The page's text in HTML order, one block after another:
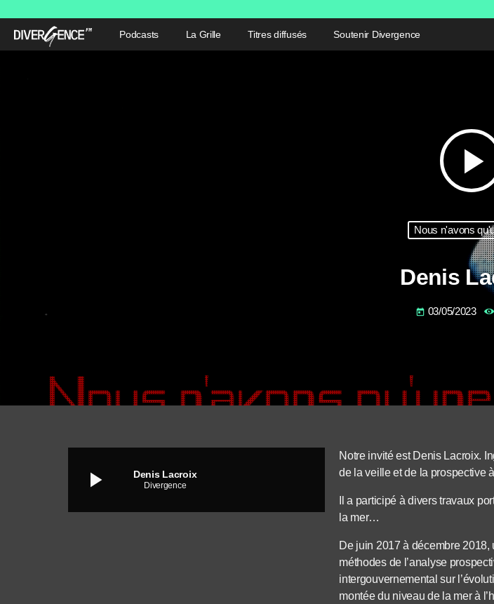
Podcasts La Grille Titres diffusés Soutenir Divergence
play_arrow
Nous n'avons
Denis
today 03/05/2023
play_arrow Denis Lacroix
Divergence
Notre invité est Denis Lacroix.
de la veille et de la prospective
Il a participé à divers travaux
la mer…
De juin 2017 à décembre
méthodes de l’analyse
intergouvernemental sur
montée du niveau de la mer à